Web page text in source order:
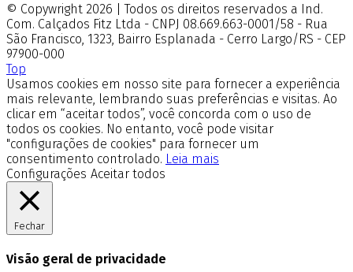
© Copywright 2026 | Todos os direitos reservados a Ind.
Com. Calçados Fitz Ltda - CNPJ 08.669.663-0001/58 - Rua
São Francisco, 1323, Bairro Esplanada - Cerro Largo/RS - CEP
97900-000
Top
Usamos cookies em nosso site para fornecer a experiência
mais relevante, lembrando suas preferências e visitas. Ao
clicar em “aceitar todos”, você concorda com o uso de
todos os cookies. No entanto, você pode visitar
"configurações de cookies" para fornecer um
consentimento controlado. Leia mais
Configurações Aceitar todos
Fechar
Visão geral de privacidade